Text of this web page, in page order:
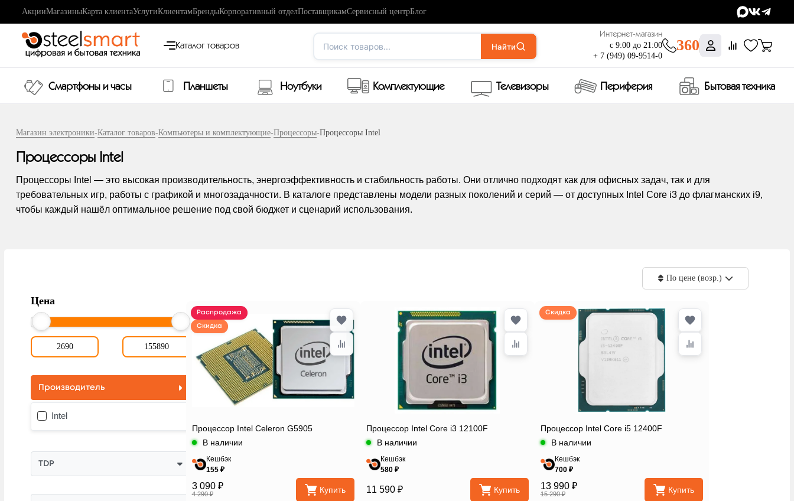
АкцииМагазиныКарта клиентаУслугиКлиентамБрендыКорпоративный отделПоставщикамСервисный центрБлог
Каталог товаров Поиск товаров... Найти
Интернет-магазин
с 9:00 до 21:00
+ 7 (949) 09-9514-0
360
Смартфоны и часы Планшеты Ноутбуки Комплектующие Телевизоры Периферия Бытовая техника
Магазин электроники-Каталог товаров-Компьютеры и комплектующие-Процессоры-Процессоры Intel
Процессоры Intel
Процессоры Intel — это высокая производительность, энергоэффективность и стабильность работы. Они отлично подходят как для офисных задач, так и для
требовательных игр, работы с графикой и многозадачности. В каталоге представлены модели разных поколений и серий — от доступных Intel Core i3 до флагманских i9,
чтобы каждый нашёл оптимальное решение под свой бюджет и сценарий использования.
Цена
Производитель
Intel
TDP
По цене (возр.)
Распродажа
Скидка
Процессор Intel Celeron G5905
В наличии
Кешбэк
155 ₽
3 090 ₽
4 290 ₽ Купить
Процессор Intel Core i3 12100F
В наличии
Кешбэк
580 ₽
11 590 ₽ Купить
Скидка
Процессор Intel Core i5 12400F
В наличии
Кешбэк
700 ₽
13 990 ₽
15 290 ₽ Купить